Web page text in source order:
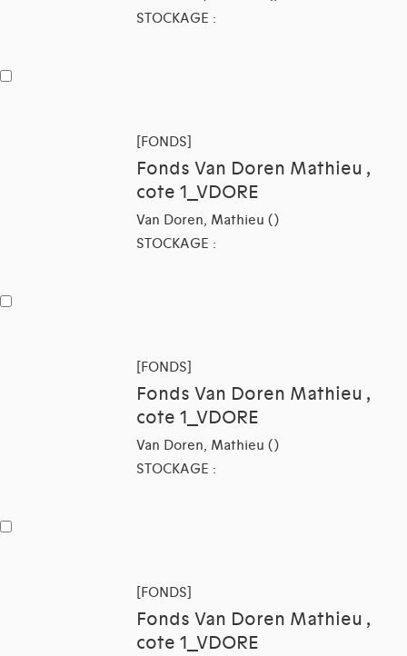
STOCKAGE :
[FONDS]
Fonds Van Doren Mathieu ,
cote 1_VDORE
Van Doren, Mathieu ()
STOCKAGE :
[FONDS]
Fonds Van Doren Mathieu ,
cote 1_VDORE
Van Doren, Mathieu ()
STOCKAGE :
[FONDS]
Fonds Van Doren Mathieu ,
cote 1_VDORE